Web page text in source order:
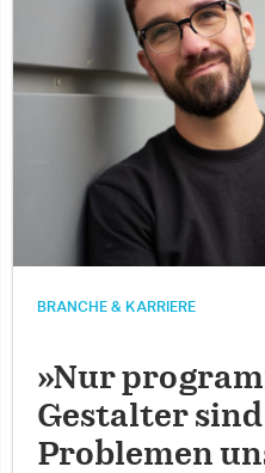
BRANCHE & KARRIERE
»Nur
Gestalter sind
Problemen